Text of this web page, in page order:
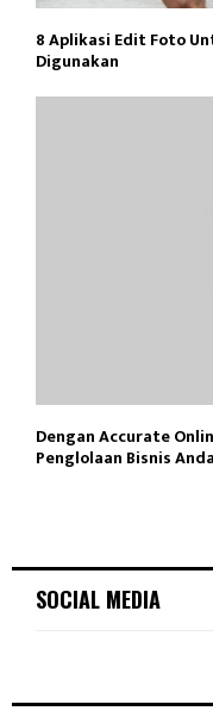
8 Aplikasi Edit Foto
Digunakan
Dengan Accurate
Penglolaan Bisnis Anda
SOCIAL MEDIA